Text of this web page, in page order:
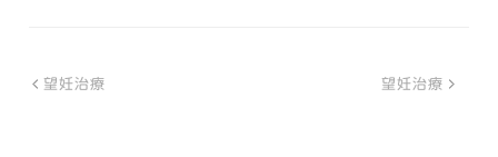
望妊治療 望妊治療